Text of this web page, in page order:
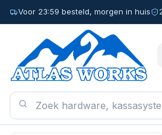
Voor 23:59 besteld, morgen in huis